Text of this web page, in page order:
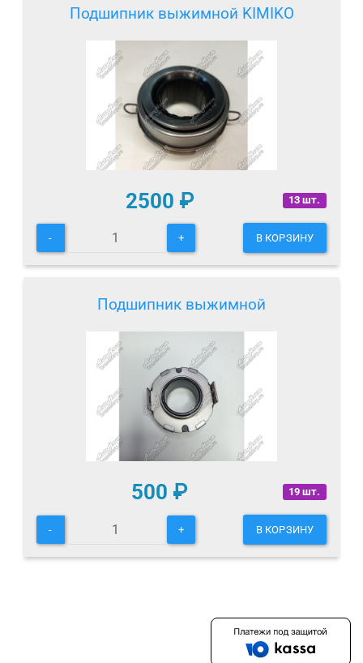
Подшипник выжимной KIMIKO
13 шт.
2500 ₽
- + В КОРЗИНУ
Подшипник выжимной
19 шт.
500 ₽
- + В КОРЗИНУ